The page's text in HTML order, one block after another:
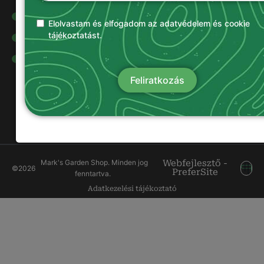
kenőanyagok
Damilok
Munkavédelmi
ruházat
©2026
Mark's Garden Shop. Minden jog
fenntartva.
Webfejlesztő -
PreferSite
Adatkezelési tájékoztató
Elolvastam és elfogadom az adatvédelem és cookie
tájékoztatást.
Feliratkozás